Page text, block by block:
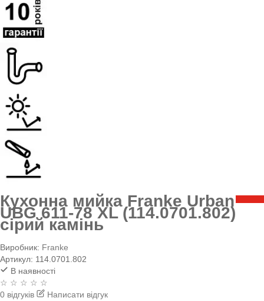
Кухонна мийка Franke Urban
UBG 611-78 XL (114.0701.802)
сірий камінь
Виробник: Franke
Артикул: 114.0701.802
В наявності
☆ ☆ ☆ ☆ ☆
0 відгуків
Написати відгук